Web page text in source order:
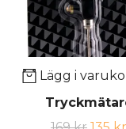
Lägg i